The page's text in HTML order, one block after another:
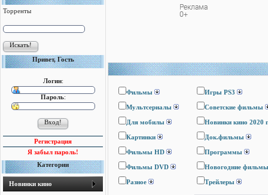
Торренты
Привет, Гость
Логин:
Пароль:
Регистрация
Я забыл пароль!
Категории
Новинки кино
Фильмы Игры PS3
Мультсериалы Cоветские фильмы
Для мобилы Новинки кино 2020
Картинки Док.фильмы
Фильмы HD Программы
Фильмы DVD Новогодние фильмы
Разное Трейлеры